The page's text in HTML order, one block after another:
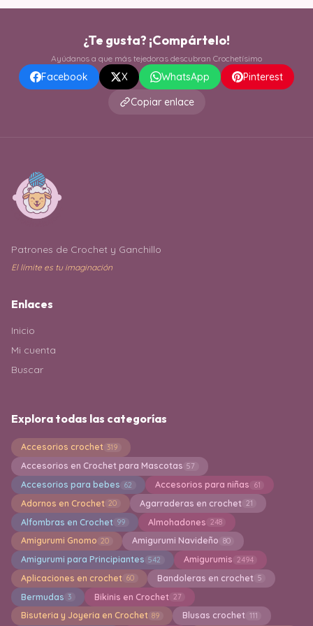
¿Te gusta? ¡Compártelo!
Ayúdanos a que más tejedoras descubran Crochetísimo
Facebook X WhatsApp
Pinterest
Copiar enlace
Patrones de Crochet y Ganchillo
El límite es tu imaginación
Enlaces
Inicio
Mi cuenta
Buscar
Explora todas las categorías
Accesorios crochet 319
Accesorios en Crochet para Mascotas 57
Accesorios para bebes 62 Accesorios para niñas 61
Adornos en Crochet 20 Agarraderas en crochet 21
Alfombras en Crochet 99 Almohadones 248
Amigurumi Gnomo 20 Amigurumi Navideño 80
Amigurumi para Principiantes 542 Amigurumis 2494
Aplicaciones en crochet 60 Bandoleras en crochet 5
Bermudas 3 Bikinis en Crochet 27
Bisuteria y Joyeria en Crochet 89 Blusas crochet 111